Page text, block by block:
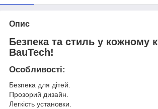
Опис
Безпека та стиль у кожному
BauTech!
Особливості:
Безпека для дітей.
Прозорий дизайн.
Легкість установки.